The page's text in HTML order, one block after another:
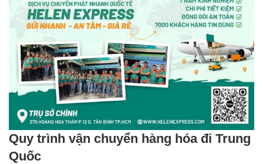
Quy trình vận chuyển hàng hóa đi Trung
Quốc